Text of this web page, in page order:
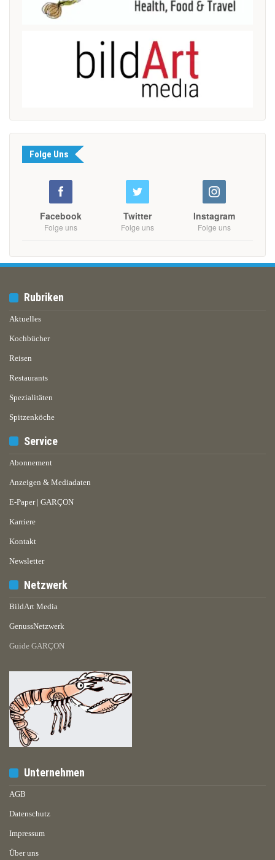
Folge Uns
Facebook
Folge uns
Twitter
Folge uns
Instagram
Folge uns
Rubriken
Aktuelles
Kochbücher
Reisen
Restaurants
Spezialitäten
Spitzenköche
Service
Abonnement
Anzeigen & Mediadaten
E-Paper | GARÇON
Karriere
Kontakt
Newsletter
Netzwerk
BildArt Media
GenussNetzwerk
Guide GARÇON
Unternehmen
AGB
Datenschutz
Impressum
Über uns